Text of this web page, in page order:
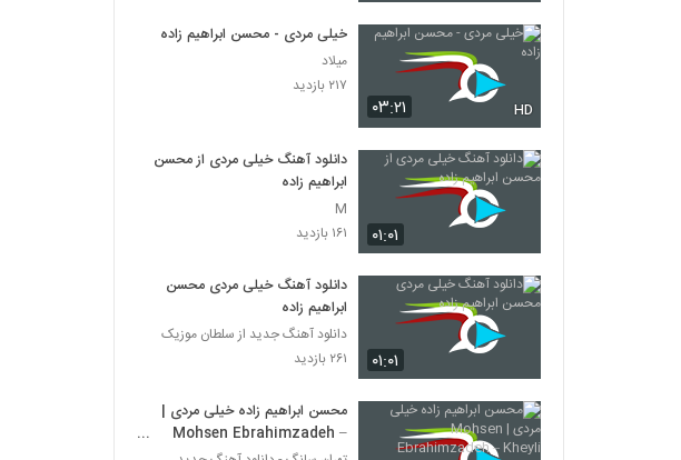
دانلود آهنگ مهدی ماهان جادوی چشمات
(Mehdi Mahan Jadooye Cheshmat)
۱,۳۹۶ بازدید
دانلود آهنگ دنیای خیالی از ناصر صدر
۸۳۶ بازدید
Amir hossein modares Khabo Roya
آهنگ فکر تو از محسن یگانه(پاپ)
۱,۸۵۲ بازدید
آهنگ مهدی احمدوند بنام دیوار
۲,۱۳۱ بازدید
۰۳:۲۱ HD
خیلی مردی - محسن ابراهیم زاده
میلاد
۲۱۷ بازدید
۰۱:۰۱
دانلود آهنگ خیلی مردی از محسن
ابراهیم زاده
M
۱۶۱ بازدید
۰۱:۰۱
دانلود آهنگ خیلی مردی محسن
ابراهیم زاده
دانلود آهنگ جدید از سلطان موزیک
۲۶۱ بازدید
محسن ابراهیم زاده خیلی مردی |
Mohsen Ebrahimzadeh –